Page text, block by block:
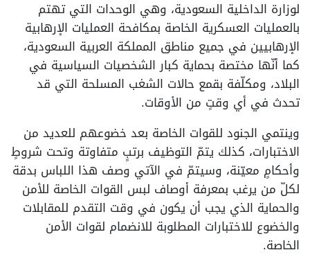
لوزارة الداخلية السعودية، وهي الوحدات التي تهتم
بالعمليات العسكرية الخاصة بمكافحة العمليات الإرهابية
الإرهابيين في جميع مناطق المملكة العربية السعودية،
كما أنّها مختصة بحماية كبار الشخصيات السياسية في
البلاد، ومكلّفة بقمع حالات الشغب المسلحة التي قد
تحدث في أي وقتٍ من الأوقات.
وينتمي الجنود للقوات الخاصة بعد خضوعهم للعديد من
الاختبارات، كذلك يتمّ التوظيف برتبٍ متفاوتة وتحت شروطٍ
وأحكامٍ معيّنة، وسيتمّ في الآتي وصف هذا اللباس بدقة
لكلّ من يرغب بمعرفة أوصاف لبس القوات الخاصة للأمن
والحماية الذي يجب أن يكون في وقت التقدم للمقابلات
والخضوع للاختبارات المطلوبة للانضمام لقوات الأمن
الخاصة.